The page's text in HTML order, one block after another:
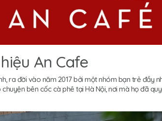
An Cafe
ra đời vào năm 2017 bởi một nhóm bạn trẻ đầy
bên cốc cà phê tại Hà Nội, nơi mà họ đã